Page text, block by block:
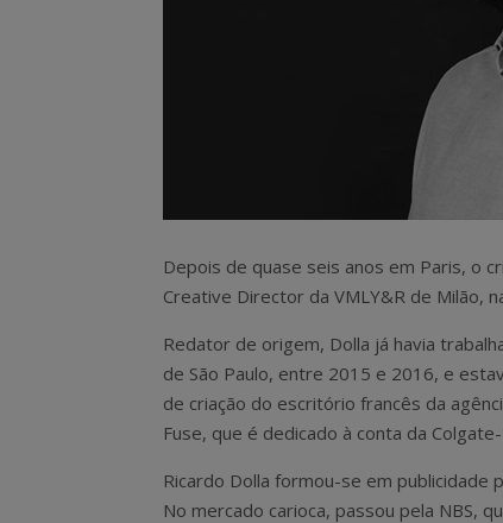
Depois de quase seis anos em Paris, o
Creative Director da VMLY&R de Milão,
Redator de origem, Dolla já havia
de São Paulo, entre 2015 e 2016, e
de criação do escritório francês da
Fuse, que é dedicado à conta da
Ricardo Dolla formou-se em publicidade
No mercado carioca, passou pela NBS,